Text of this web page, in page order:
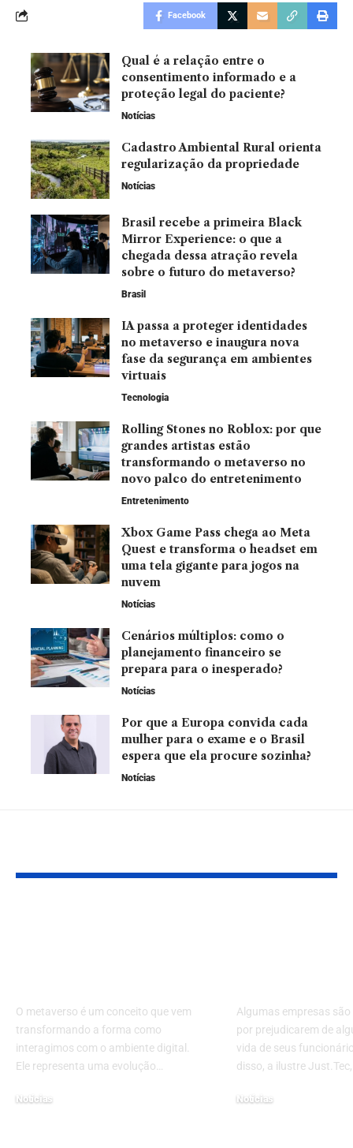
Facebook
Qual é a relação entre o
consentimento informado e a
proteção legal do paciente?
Notícias
Cadastro Ambiental Rural orienta
regularização da propriedade
Notícias
Brasil recebe a primeira Black
Mirror Experience: o que a
chegada dessa atração revela
sobre o futuro do metaverso?
Brasil
IA passa a proteger identidades
no metaverso e inaugura nova
fase da segurança em ambientes
virtuais
Tecnologia
Rolling Stones no Roblox: por que
grandes artistas estão
transformando o metaverso no
novo palco do entretenimento
Entretenimento
Xbox Game Pass chega ao Meta
Quest e transforma o headset em
uma tela gigante para jogos na
nuvem
Notícias
Cenários múltiplos: como o
planejamento financeiro se
prepara para o inesperado?
Notícias
Por que a Europa convida cada
mulher para o exame e o Brasil
espera que ela procure sozinha?
Notícias
O metaverso é um conceito que vem
transformando a forma como
interagimos com o ambiente digital.
Ele representa uma evolução…
Notícias
Algumas empresas
por prejudicarem de
vida de seus
disso, a ilustre
Notícias